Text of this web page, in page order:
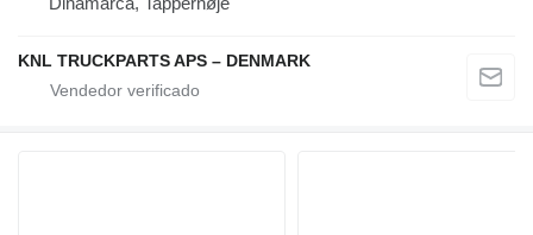
KNL TRUCKPARTS APS – DENMARK